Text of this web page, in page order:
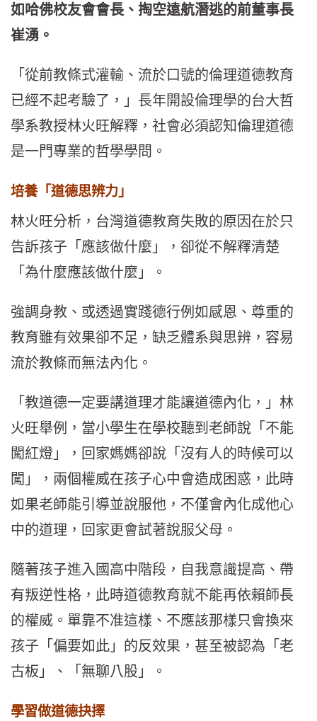
如哈佛校友會會長、掏空遠航潛逃的前董事長
崔湧。
「從前教條式灌輸、流於口號的倫理道德教育
已經不起考驗了，」長年開設倫理學的台大哲
學系教授林火旺解釋，社會必須認知倫理道德
是一門專業的哲學學問。
培養「道德思辨力」
林火旺分析，台灣道德教育失敗的原因在於只
告訴孩子「應該做什麼」，卻從不解釋清楚
「為什麼應該做什麼」。
強調身教、或透過實踐德行例如感恩、尊重的
教育雖有效果卻不足，缺乏體系與思辨，容易
流於教條而無法內化。
「教道德一定要講道理才能讓道德內化，」林
火旺舉例，當小學生在學校聽到老師說「不能
闖紅燈」，回家媽媽卻說「沒有人的時候可以
闖」，兩個權威在孩子心中會造成困惑，此時
如果老師能引導並說服他，不僅會內化成他心
中的道理，回家更會試著說服父母。
隨著孩子進入國高中階段，自我意識提高、帶
有叛逆性格，此時道德教育就不能再依賴師長
的權威。單靠不准這樣、不應該那樣只會換來
孩子「偏要如此」的反效果，甚至被認為「老
古板」、「無聊八股」。
學習做道德抉擇